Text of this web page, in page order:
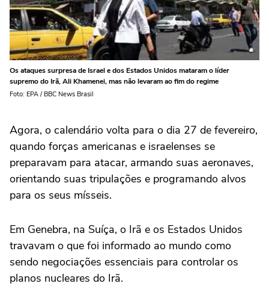
Os ataques surpresa de Israel e dos Estados Unidos mataram o líder
supremo do Irã, Ali Khamenei, mas não levaram ao fim do regime
Foto: EPA / BBC News Brasil
Agora, o calendário volta para o dia 27 de fevereiro,
quando forças americanas e israelenses se
preparavam para atacar, armando suas aeronaves,
orientando suas tripulações e programando alvos
para os seus mísseis.
Em Genebra, na Suíça, o Irã e os Estados Unidos
travavam o que foi informado ao mundo como
sendo negociações essenciais para controlar os
planos nucleares do Irã.